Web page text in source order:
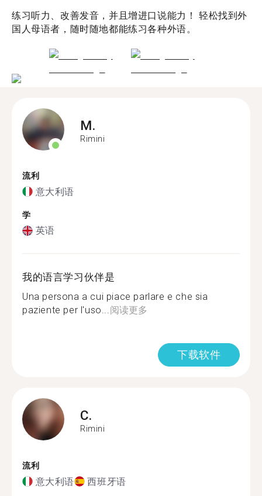
练习听力、改善发音，并且增进口说能力！ 轻松找到外
国人母语者，随时随地都能练习各种外语。
M.
Rimini
流利
意大利语
学
英语
我的语言学习伙伴是
Una persona a cui piace parlare e che sia
paziente per l'uso...阅读更多
下载软件
C.
Rimini
流利
意大利语 西班牙语